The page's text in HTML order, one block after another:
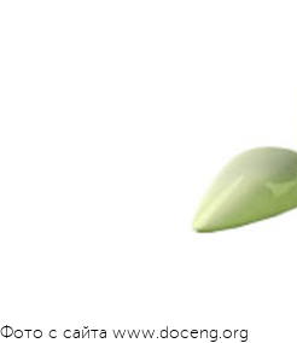
Фото с сайта www.doceng.org